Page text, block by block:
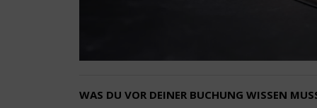
WAS DU VOR DEINER BUCHUNG WISSEN